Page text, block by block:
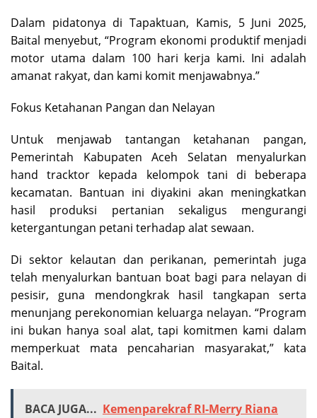
Dalam pidatonya di Tapaktuan, Kamis, 5 Juni 2025,
Baital menyebut, “Program ekonomi produktif menjadi
motor utama dalam 100 hari kerja kami. Ini adalah
amanat rakyat, dan kami komit menjawabnya.”
Fokus Ketahanan Pangan dan Nelayan
Untuk menjawab tantangan ketahanan pangan,
Pemerintah Kabupaten Aceh Selatan menyalurkan
hand tracktor kepada kelompok tani di beberapa
kecamatan. Bantuan ini diyakini akan meningkatkan
hasil produksi pertanian sekaligus mengurangi
ketergantungan petani terhadap alat sewaan.
Di sektor kelautan dan perikanan, pemerintah juga
telah menyalurkan bantuan boat bagi para nelayan di
pesisir, guna mendongkrak hasil tangkapan serta
menunjang perekonomian keluarga nelayan. “Program
ini bukan hanya soal alat, tapi komitmen kami dalam
memperkuat mata pencaharian masyarakat,” kata
Baital.
BACA JUGA... Kemenparekraf RI-Merry Riana